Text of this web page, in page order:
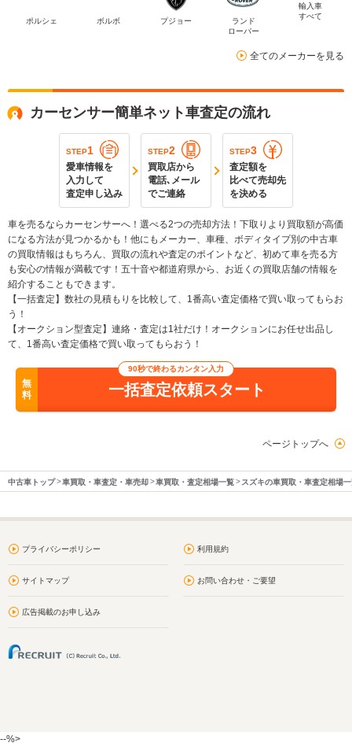
ポルシェ ボルボ プジョー
ランド
ローバー
輸入車
すべて
全てのメーカーを見る
カーセンサー簡単ネット車査定の流れ
STEP1
愛車情報を
入力して
査定申し込み
STEP2
買取店から
電話､メール
でご連絡
STEP3
査定額を
比べて売却先
を決める
車を売るならカーセンサーへ！選べる2つの売却方法！下取りより買取額が高価
になる方法が見つかるかも！他にもメーカー、車種、ボディタイプ別の中古車
の買取情報はもちろん、買取の流れや査定のポイントなど、初めて車を売る方
も安心の情報が満載です！五十音や都道府県から、お近くの買取店舗の情報を
紹介することもできます。
【一括査定】数社の見積もりを比較して、1番高い査定価格で買い取ってもらお
う！
【オークション型査定】連絡・査定は1社だけ！オークションにお任せ出品し
て、1番高い査定価格で買い取ってもらおう！
無
料
90秒で終わるカンタン入力
一括査定依頼スタート
ページトップへ
中古車トップ 車買取・車査定・車売却 車買取・査定相場一覧 スズキの車買取・車査定相場
プライバシーポリシー 利用規約
サイトマップ お問い合わせ・ご要望
広告掲載のお申し込み
--%>